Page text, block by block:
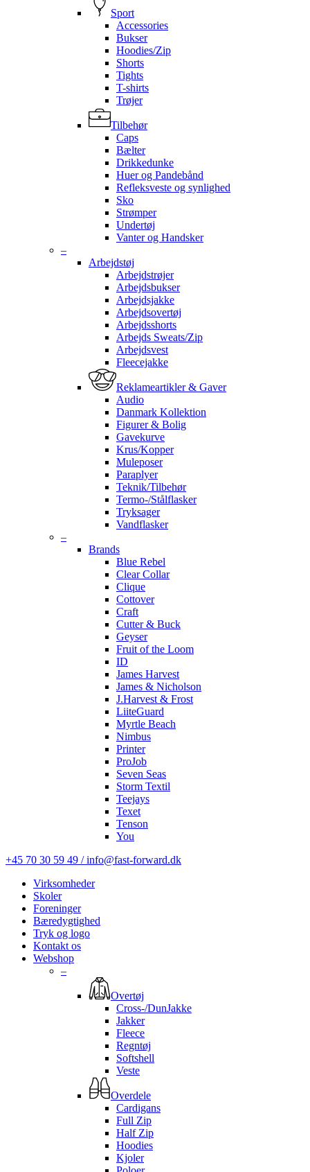
Sport
Accessories
Bukser
Hoodies/Zip
Shorts
Tights
T-shirts
Trøjer
Tilbehør
Caps
Bælter
Drikkedunke
Huer og Pandebånd
Refleksveste og synlighed
Sko
Strømper
Undertøj
Vanter og Handsker
–
Arbejdstøj
Arbejdstrøjer
Arbejdsbukser
Arbejdsjakke
Arbejdsovertøj
Arbejdsshorts
Arbejds Sweats/Zip
Arbejdsvest
Fleecejakke
Reklameartikler & Gaver
Audio
Danmark Kollektion
Figurer & Bolig
Gavekurve
Krus/Kopper
Muleposer
Paraplyer
Teknik/Tilbehør
Termo-/Stålflasker
Tryksager
Vandflasker
–
Brands
Blue Rebel
Clear Collar
Clique
Cottover
Craft
Cutter & Buck
Geyser
Fruit of the Loom
ID
James Harvest
James & Nicholson
J.Harvest & Frost
LiiteGuard
Myrtle Beach
Nimbus
Printer
ProJob
Seven Seas
Storm Textil
Teejays
Texet
Tenson
You
+45 70 30 59 49 / info@fast-forward.dk
Virksomheder
Skoler
Foreninger
Bæredygtighed
Tryk og logo
Kontakt os
Webshop
–
Overtøj
Cross-/DunJakke
Jakker
Fleece
Regntøj
Softshell
Veste
Overdele
Cardigans
Full Zip
Half Zip
Hoodies
Kjoler